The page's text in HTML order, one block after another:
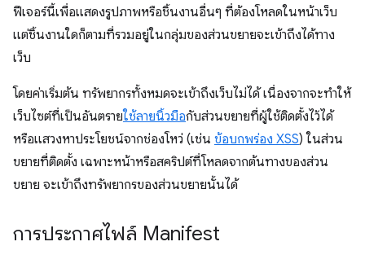
ฟีเจอร์นี้เพื่อแสดงรูปภาพหรือชิ้นงานอื่นๆ ที่ต้องโหลดในหน้าเว็บ
แต่ชิ้นงานใดก็ตามที่รวมอยู่ในกลุ่มของส่วนขยายจะเข้าถึงได้ทาง
เว็บ
โดยค่าเริ่มต้น ทรัพยากรทั้งหมดจะเข้าถึงเว็บไม่ได้ เนื่องจากจะทำให้
เว็บไซต์ที่เป็นอันตรายใช้ลายนิ้วมือกับส่วนขยายที่ผู้ใช้ติดตั้งไว้ได้
หรือแสวงหาประโยชน์จากช่องโหว่ (เช่น ข้อบกพร่อง XSS) ในส่วน
ขยายที่ติดตั้ง เฉพาะหน้าหรือสคริปต์ที่โหลดจากต้นทางของส่วน
ขยาย จะเข้าถึงทรัพยากรของส่วนขยายนั้นได้
การประกาศไฟล์ Manifest